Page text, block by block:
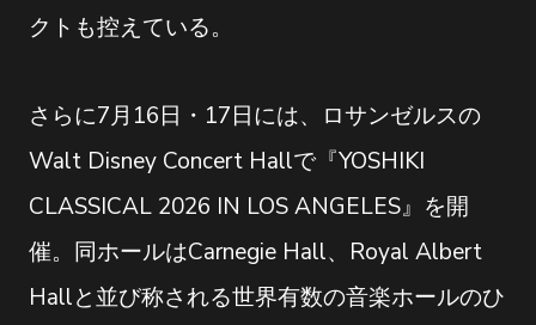
クトも控えている。
さらに7月16日・17日には、ロサンゼルスの
Walt Disney Concert Hallで『YOSHIKI
CLASSICAL 2026 IN LOS ANGELES』を開
催。同ホールはCarnegie Hall、Royal Albert
Hallと並び称される世界有数の音楽ホールのひ